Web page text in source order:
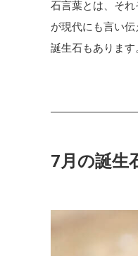
石言葉とは、そ
が現代にも言い
誕生石もあります
7月の誕生